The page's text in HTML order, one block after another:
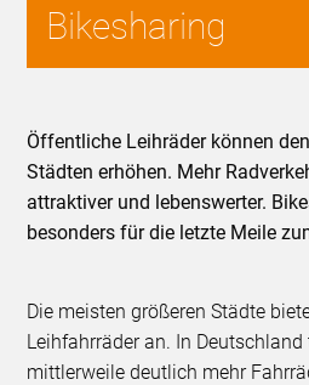
Bikesharing
Öffentliche Leihräder können
Städten erhöhen. Mehr
attraktiver und lebenswerter.
besonders für die letzte Meile
Die meisten größeren Städte
Leihfahrräder an. In
mittlerweile deutlich mehr